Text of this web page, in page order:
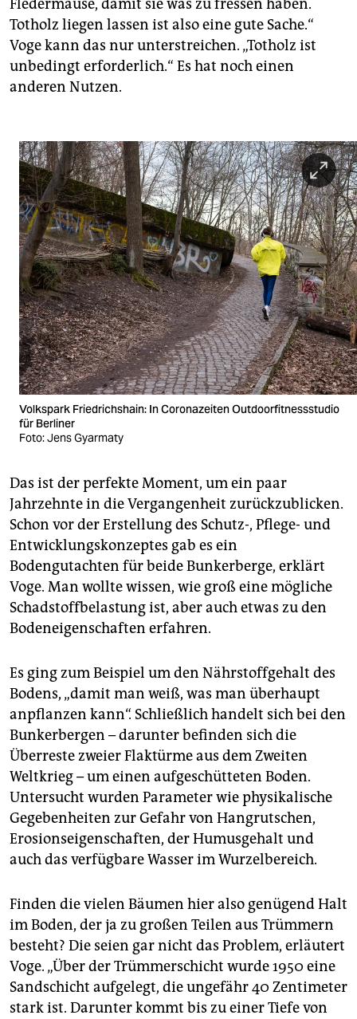
Fledermäuse, damit sie was zu fressen haben.
Totholz liegen lassen ist also eine gute Sache.“
Voge kann das nur unterstreichen. „Totholz ist
unbedingt erforderlich.“ Es hat noch einen
anderen Nutzen.
Volkspark Friedrichshain: In Coronazeiten Outdoorfitnessstudio
für Berliner
Foto: Jens Gyarmaty
Das ist der perfekte Moment, um ein paar
Jahrzehnte in die Vergangenheit zurückzublicken.
Schon vor der Erstellung des Schutz-, Pflege- und
Entwicklungskonzeptes gab es ein
Bodengutachten für beide Bunkerberge, erklärt
Voge. Man wollte wissen, wie groß eine mögliche
Schadstoffbelastung ist, aber auch etwas zu den
Bodeneigenschaften erfahren.
Es ging zum Beispiel um den Nährstoffgehalt des
Bodens, „damit man weiß, was man überhaupt
anpflanzen kann“. Schließlich handelt sich bei den
Bunkerbergen – darunter befinden sich die
Überreste zweier Flaktürme aus dem Zweiten
Weltkrieg – um einen aufgeschütteten Boden.
Untersucht wurden Parameter wie physikalische
Gegebenheiten zur Gefahr von Hangrutschen,
Erosionseigenschaften, der Humusgehalt und
auch das verfügbare Wasser im Wurzelbereich.
Finden die vielen Bäumen hier also genügend Halt
im Boden, der ja zu großen Teilen aus Trümmern
besteht? Die seien gar nicht das Problem, erläutert
Voge. „Über der Trümmerschicht wurde 1950 eine
Sandschicht aufgelegt, die ungefähr 40 Zentimeter
stark ist. Darunter kommt bis zu einer Tiefe von